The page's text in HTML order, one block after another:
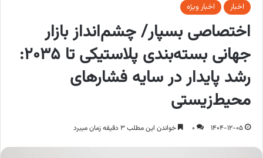
اخبار اخبار ویژه
اختصاصی بسپار/ چشم‌انداز بازار
جهانی بسته‌بندی پلاستیکی تا ۲۰۳۵:
رشد پایدار در سایه فشارهای
محیط‌زیستی
1404-12-05
0 خواندن این مطلب 3 دقیقه زمان میبرد